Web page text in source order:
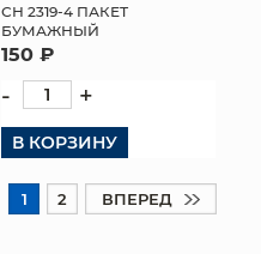
СН 2319-4 ПАКЕТ
БУМАЖНЫЙ
150 ₽
- +
В КОРЗИНУ
1 2 ВПЕРЕД